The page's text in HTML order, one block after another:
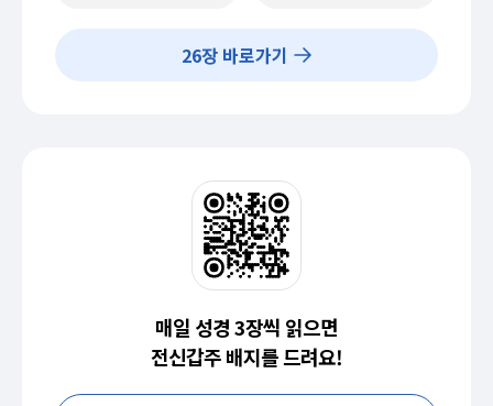
26장 바로가기
매일 성경 3장씩 읽으면
전신갑주 배지를 드려요!